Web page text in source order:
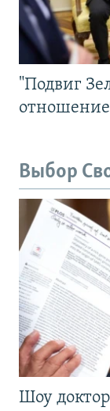
"Подвиг
Выбор
Шоу